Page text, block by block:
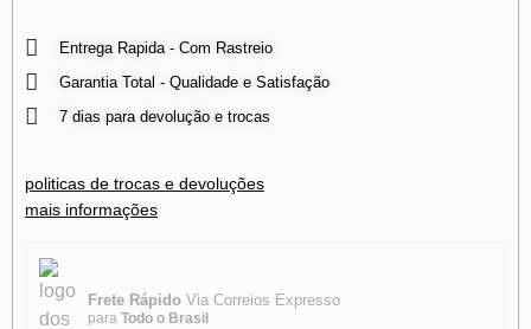
Entrega Rapida - Com Rastreio
Garantia Total - Qualidade e Satisfação
7 dias para devolução e trocas
politicas de trocas e devoluções
mais informações
Frete Rápido Via Correios Expresso
para Todo o Brasil